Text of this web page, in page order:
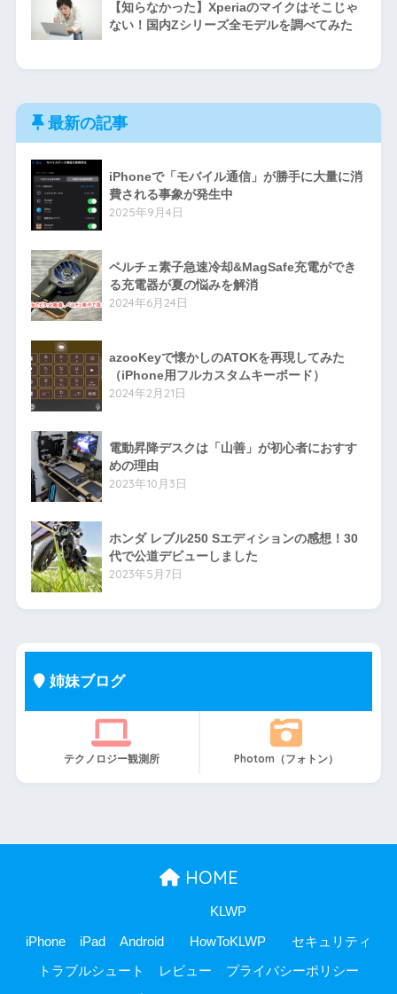
【知らなかった】Xperiaのマイクはそこじゃ
ない！国内Zシリーズ全モデルを調べてみた
最新の記事
iPhoneで「モバイル通信」が勝手に大量に消
費される事象が発生中
2025年9月4日
ペルチェ素子急速冷却&MagSafe充電ができ
る充電器が夏の悩みを解消
2024年6月24日
azooKeyで懐かしのATOKを再現してみた
（iPhone用フルカスタムキーボード）
2024年2月21日
電動昇降デスクは「山善」が初心者におすす
めの理由
2023年10月3日
ホンダ レブル250 Sエディションの感想！30
代で公道デビューしました
2023年5月7日
姉妹ブログ
テクノロジー観測所 Photom（フォトン）
HOME
iPhone iPad Android
KLWP
HowToKLWP セキュリティ
トラブルシュート レビュー プライバシーポリシー